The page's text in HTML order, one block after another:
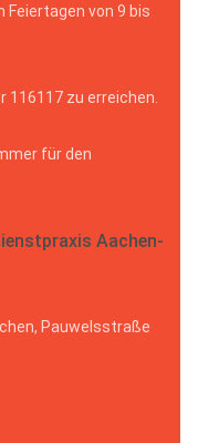
von 9 bis
zu erreichen.
für den
Aachen-
Pauwelsstraße